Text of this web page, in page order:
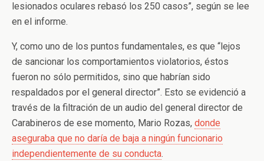
lesionados oculares rebasó los 250 casos”, según se lee
en el informe.
Y, como uno de los puntos fundamentales, es que “lejos
de sancionar los comportamientos violatorios, éstos
fueron no sólo permitidos, sino que habrían sido
respaldados por el general director”. Esto se evidenció a
través de la filtración de un audio del general director de
Carabineros de ese momento, Mario Rozas, donde
aseguraba que no daría de baja a ningún funcionario
independientemente de su conducta.